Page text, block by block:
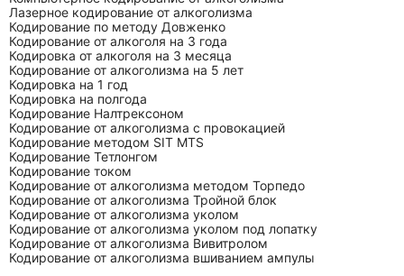
Лазерное кодирование от алкоголизма
Кодирование по методу Довженко
Кодирование от алкоголя на 3 года
Кодировка от алкоголя на 3 месяца
Кодирование от алкоголизма на 5 лет
Кодировка на 1 год
Кодировка на полгода
Кодирование Налтрексоном
Кодирование от алкоголизма с провокацией
Кодирование методом SIT MTS
Кодирование Тетлонгом
Кодирование током
Кодирование от алкоголизма методом Торпедо
Кодирование от алкоголизма Тройной блок
Кодирование от алкоголизма уколом
Кодирование от алкоголизма уколом под лопатку
Кодирование от алкоголизма Вивитролом
Кодирование от алкоголизма вшиванием ампулы